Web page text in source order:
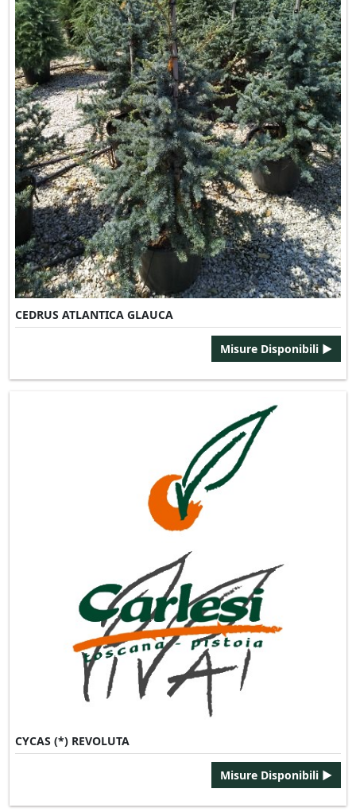
CEDRUS ATLANTICA GLAUCA
Misure Disponibili ►
CYCAS (*) REVOLUTA
Misure Disponibili ►